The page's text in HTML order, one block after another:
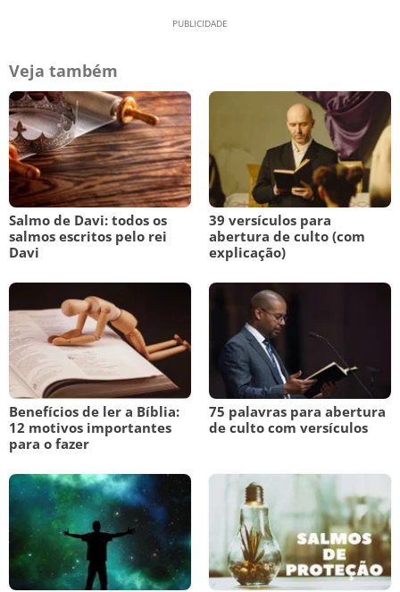
Veja também
Salmo de Davi: todos os
salmos escritos pelo rei
Davi
39 versículos para
abertura de culto (com
explicação)
Benefícios de ler a Bíblia:
12 motivos importantes
para o fazer
75 palavras para abertura
de culto com versículos